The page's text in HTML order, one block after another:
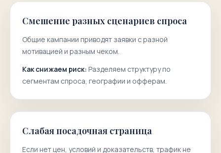
Смешение разных сценариев спроса
Общие кампании приводят заявки с разной
мотивацией и разным чеком.
Как снижаем риск: Разделяем структуру по
сегментам спроса, географии и офферам.
Слабая посадочная страница
Если нет цен, условий и доказательств, трафик не